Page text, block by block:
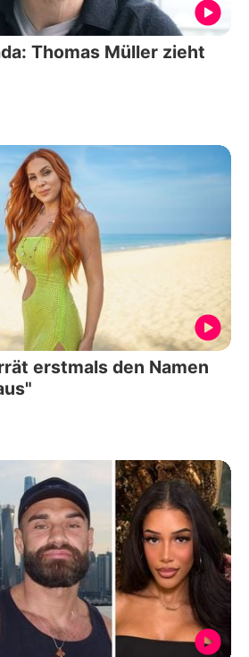
Thomas Müller zieht
erstmals den Namen